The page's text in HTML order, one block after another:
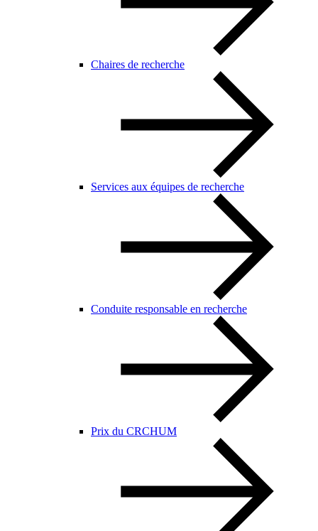
Chaires de recherche
Services aux équipes de recherche
Conduite responsable en recherche
Prix du CRCHUM